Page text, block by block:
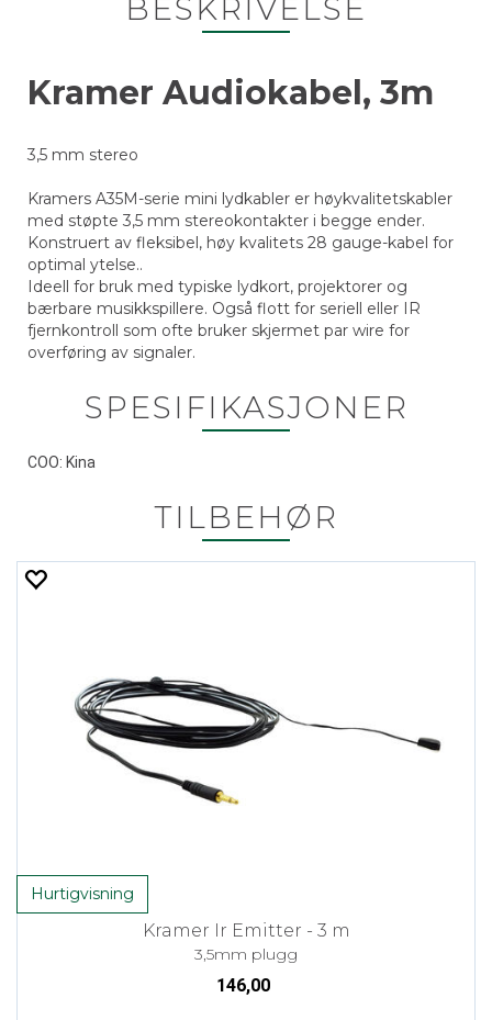
BESKRIVELSE
Kramer Audiokabel, 3m
3,5 mm stereo
Kramers A35M-serie mini lydkabler er høykvalitetskabler
med støpte 3,5 mm stereokontakter i begge ender.
Konstruert av fleksibel, høy kvalitets 28 gauge-kabel for
optimal ytelse..
Ideell for bruk med typiske lydkort, projektorer og
bærbare musikkspillere. Også flott for seriell eller IR
fjernkontroll som ofte bruker skjermet par wire for
overføring av signaler.
SPESIFIKASJONER
COO: Kina
TILBEHØR
Hurtigvisning
Kramer Ir Emitter - 3 m
3,5mm plugg
146,00